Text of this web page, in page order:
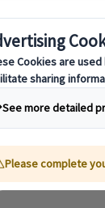
del
de
intimidante al